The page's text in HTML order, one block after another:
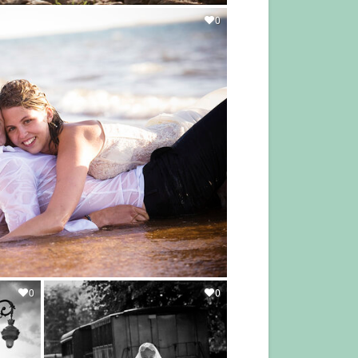
0
0 0